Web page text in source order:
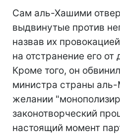
Сам аль-Хашими
выдвинутые против
назвав их
на отстранение его от
Кроме того, он
министра страны
желании
законотворческий
настоящий момент